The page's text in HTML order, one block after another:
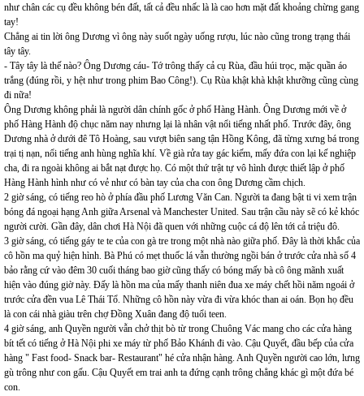
như chân các cụ đều không bén đất, tất cả đều nhấc là là cao hơn mặt đất khoảng chừng gang
tay!
Chẳng ai tin lời ông Dương vì ông này suốt ngày uống rượu, lúc nào cũng trong trạng thái
tây tây.
- Tây tây là thế nào? Ông Dương cáu- Tớ trông thấy cả cụ Rùa, đầu húi trọc, mặc quần áo
trắng (đúng rồi, y hệt như trong phim Bao Công!). Cụ Rùa khật khà khật khưỡng cũng cùng
đi nữa!
Ông Dương không phải là người dân chính gốc ở phố Hàng Hành. Ông Dương mới về ở
phố Hàng Hành độ chục năm nay nhưng lại là nhân vật nổi tiếng nhất phố. Trước đây, ông
Dương nhà ở dưới đê Tô Hoàng, sau vượt biên sang tận Hồng Kông, đã từng xưng bá trong
trại tị nạn, nổi tiếng anh hùng nghĩa khí. Về già rửa tay gác kiếm, mấy đứa con lại kế nghiệp
cha, đi ra ngoài không ai bắt nạt được họ. Có một thứ trật tự vô hình được thiết lập ở phố
Hàng Hành hình như có vẻ như có bàn tay của cha con ông Dương cầm chịch.
2 giờ sáng, có tiếng reo hò ở phía đầu phố Lương Văn Can. Người ta đang bật ti vi xem trận
bóng đá ngoại hạng Anh giữa Arsenal và Manchester United. Sau trận cầu này sẽ có kẻ khóc
người cười. Gần đây, dân chơi Hà Nội đã quen với những cuộc cá độ lên tới cả triệu đô.
3 giờ sáng, có tiếng gáy te te của con gà tre trong một nhà nào giữa phố. Đây là thời khắc của
cô hồn ma quỷ hiện hình. Bà Phú có mẹt thuốc lá vẫn thường ngồi bán ở trước cửa nhà số 4
bảo rằng cứ vào đêm 30 cuối tháng bao giờ cũng thấy có bóng mấy bà cô ông mãnh xuất
hiện vào đúng giờ này. Đấy là hồn ma của mấy thanh niên đua xe máy chết hồi năm ngoái ở
trước cửa đền vua Lê Thái Tổ. Những cô hồn này vừa đi vừa khóc than ai oán. Bọn họ đều
là con cái nhà giàu trên chợ Đồng Xuân đang độ tuổi teen.
4 giờ sáng, anh Quyền người vẫn chở thịt bò từ trong Chuông Vác mang cho các cửa hàng
bít tết có tiếng ở Hà Nội phi xe máy từ phố Bảo Khánh đi vào. Cậu Quyết, đầu bếp của cửa
hàng " Fast food- Snack bar- Restaurant" hé cửa nhận hàng. Anh Quyền người cao lớn, lưng
gù trông như con gấu. Cậu Quyết em trai anh ta đứng cạnh trông chẳng khác gì một đứa bé
con.